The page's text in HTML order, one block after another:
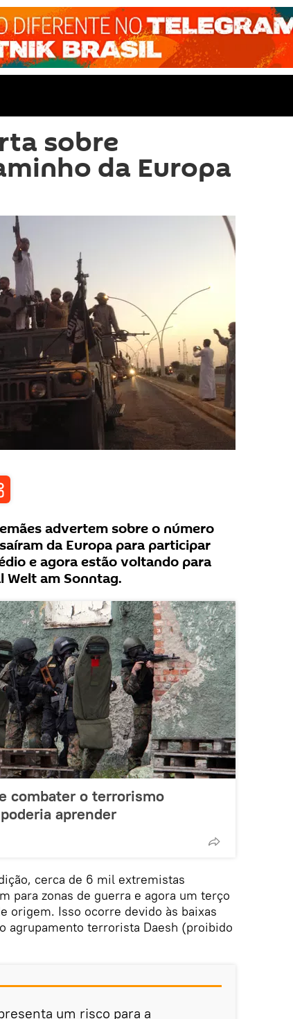
sobre
da Europa
advertem sobre o número
da Europa para participar
e agora estão voltando para
Welt am Sonntag.
combater o terrorismo
aprender
cerca de 6 mil extremistas
para zonas de guerra e agora um terço
origem. Isso ocorre devido às baixas
agrupamento terrorista Daesh (proibido
um risco para a